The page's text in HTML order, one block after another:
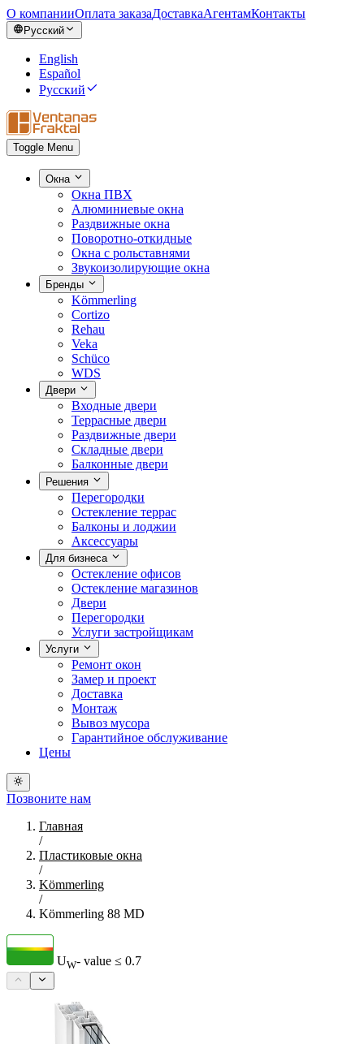
О компанииОплата заказаДоставкаАгентамКонтакты
Русский
English
Español
Русский
Toggle Menu
Окна
Окна ПВХ
Алюминиевые окна
Раздвижные окна
Поворотно-откидные
Окна с рольставнями
Звукоизолирующие окна
Бренды
Kömmerling
Cortizo
Rehau
Veka
Schüco
WDS
Двери
Входные двери
Террасные двери
Раздвижные двери
Складные двери
Балконные двери
Решения
Перегородки
Остекление террас
Балконы и лоджии
Аксессуары
Для бизнеса
Остекление офисов
Остекление магазинов
Двери
Перегородки
Услуги застройщикам
Услуги
Ремонт окон
Замер и проект
Доставка
Монтаж
Вывоз мусора
Гарантийное обслуживание
Цены
Позвоните нам
Главная
/
Пластиковые окна
/
Kömmerling
/
Kömmerling 88 MD
UW- value ≤ 0.7